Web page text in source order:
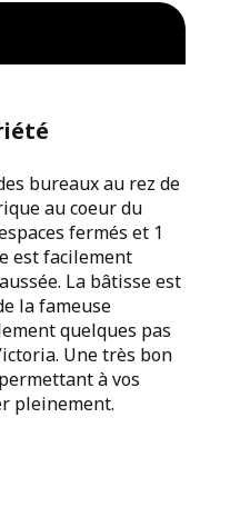
bureaux au rez de
au coeur du
fermés et 1
est facilement
La bâtisse est
la fameuse
quelques pas
Une très bon
à vos
pleinement.